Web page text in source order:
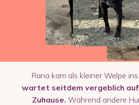
Rana kam als kleiner Welpe
wartet seitdem vergeblich auf
Zuhause. Während andere